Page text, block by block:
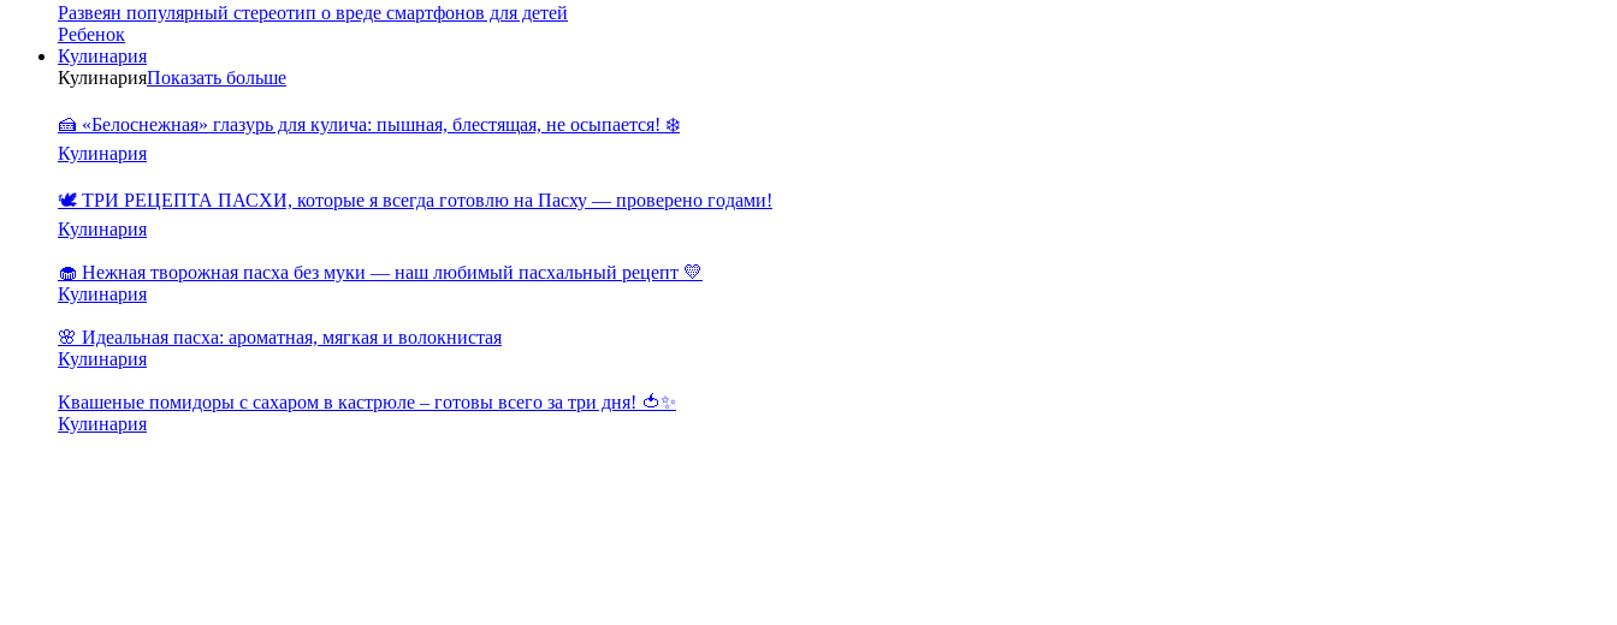
Развеян популярный стереотип о вреде смартфонов для детей
Ребенок
Кулинария
КулинарияПоказать больше
🍰 «Белоснежная» глазурь для кулича: пышная, блестящая, не осыпается! ❄️
Кулинария
🕊️ ТРИ РЕЦЕПТА ПАСХИ, которые я всегда готовлю на Пасху — проверено годами!
Кулинария
🧁 Нежная творожная пасха без муки — наш любимый пасхальный рецепт 💛
Кулинария
🌸 Идеальная пасха: ароматная, мягкая и волокнистая
Кулинария
Квашеные помидоры с сахаром в кастрюле – готовы всего за три дня! 🍅✨
Кулинария